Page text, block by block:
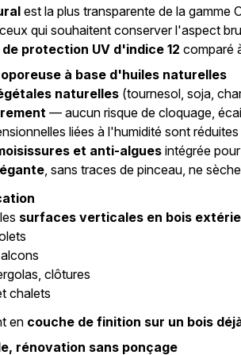
est la plus transparente de la gamme
qui souhaitent conserver l'aspect
protection UV d'indice 12 comparé
à base d'huiles naturelles
naturelles (tournesol, soja,
— aucun risque de cloquage,
liées à l'humidité sont réduites
et anti-alguesintégrée
, sans traces de pinceau, ne
surfaces verticales en bois
clôtures
chalets
en couche de finition sur un bois
rénovation sans ponçage